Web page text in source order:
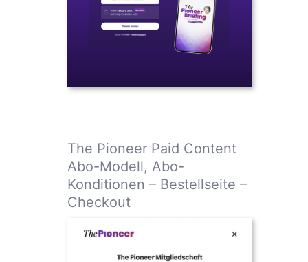
The Pioneer Paid Content
Abo-Modell, Abo-
Konditionen – Bestellseite –
Checkout